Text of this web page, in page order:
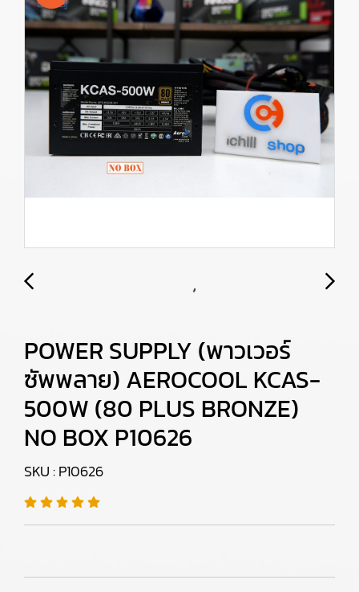
POWER SUPPLY (พาวเวอร์
ซัพพลาย) AEROCOOL KCAS-
500W (80 PLUS BRONZE)
NO BOX P10626
SKU : P10626